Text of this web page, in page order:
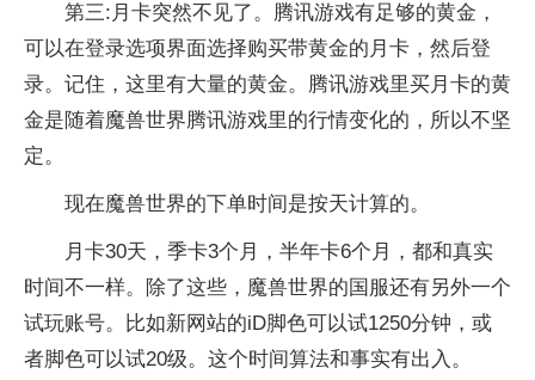
第三:月卡突然不见了。腾讯游戏有足够的黄金，
可以在登录选项界面选择购买带黄金的月卡，然后登
录。记住，这里有大量的黄金。腾讯游戏里买月卡的黄
金是随着魔兽世界腾讯游戏里的行情变化的，所以不坚
定。
现在魔兽世界的下单时间是按天计算的。
月卡30天，季卡3个月，半年卡6个月，都和真实
时间不一样。除了这些，魔兽世界的国服还有另外一个
试玩账号。比如新网站的iD脚色可以试1250分钟，或
者脚色可以试20级。这个时间算法和事实有出入。